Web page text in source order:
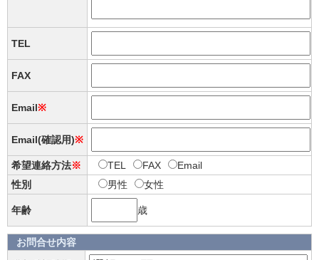
TEL
FAX
Email※
Email(確認用)※
希望連絡方法※ TEL FAX
Email
性別
男性 女性
年齢 歳
お問合せ内容